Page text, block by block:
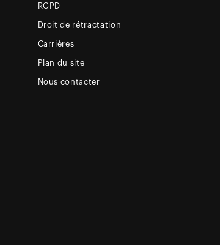
RGPD
Droit de rétractation
Carrières
Plan du site
Nous contacter